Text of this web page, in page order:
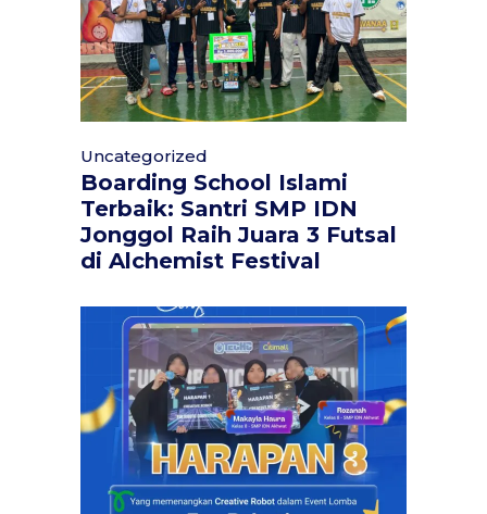
Uncategorized
Boarding School Islami
Terbaik: Santri SMP IDN
Jonggol Raih Juara 3 Futsal
di Alchemist Festival